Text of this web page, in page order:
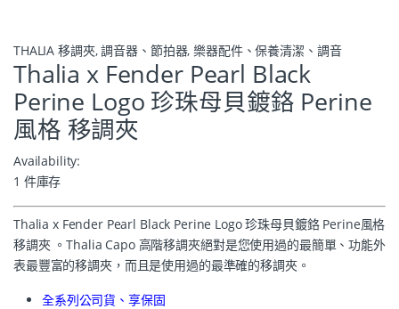
THALIA 移調夾,調音器、節拍器,樂器配件、保養清潔、調音
Thalia x Fender Pearl Black
Perine Logo 珍珠母貝鍍鉻 Perine
風格 移調夾
Availability:
1 件庫存
Thalia x Fender Pearl Black Perine Logo 珍珠母貝鍍鉻 Perine風格
移調夾 。Thalia Capo 高階移調夾絕對是您使用過的最簡單、功能外
表最豐富的移調夾，而且是使用過的最準確的移調夾。
全系列公司貨、享保固